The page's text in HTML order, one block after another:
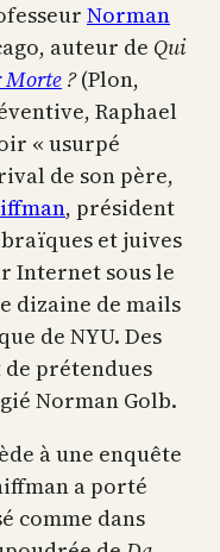
Norman
auteur de Qui
Morte ?(Plon,
Raphael
« usurpé
de son père,
, président
et juives
Internet sous le
dizaine de mails
de NYU. Des
prétendues
Norman Golb.
à une enquête
a porté
comme dans